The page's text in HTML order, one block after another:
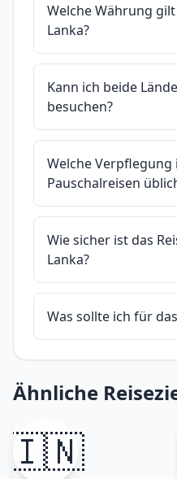
Welche Währung
Lanka?
Kann ich beide
besuchen?
Welche Verpflegung
Pauschalreisen
Wie sicher ist das
Lanka?
Was sollte ich für
Ähnliche
🇮🇳